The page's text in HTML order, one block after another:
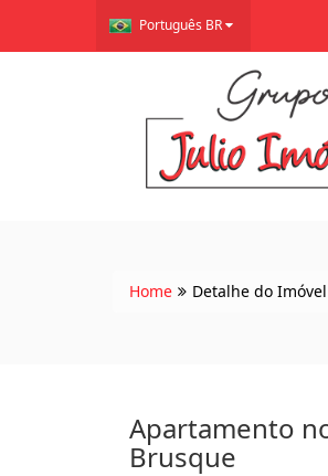
Português BR
Home Detalhe do Imóvel
Apartamento
Brusque